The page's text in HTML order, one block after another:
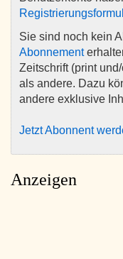
Sie sind noch kein
Abonnement
Zeitschrift (print
als andere. Dazu
andere exklusive
Jetzt Abonnent
Anzeigen